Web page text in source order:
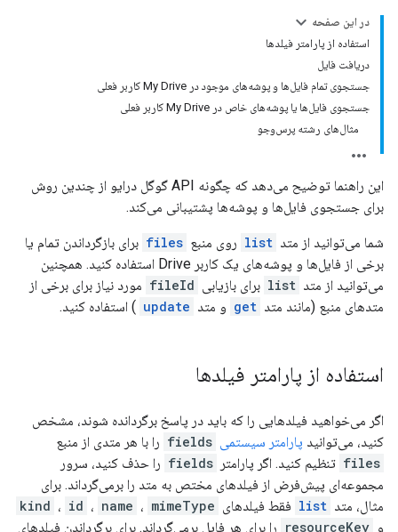
در این صفحه
استفاده از پارامتر فیلدها
دریافت فایل
جستجوی تمام فایل‌ها و پوشه‌های موجود در My Drive کاربر فعلی
جستجوی فایل‌ها یا پوشه‌های خاص در My Drive کاربر فعلی
مثال‌های رشته پرس‌وجو
این راهنما توضیح می‌دهد که چگونه API گوگل درایو از چندین روش
برای جستجوی فایل‌ها و پوشه‌ها پشتیبانی می‌کند.
شما می‌توانید از متد list روی منبع files برای بازگرداندن تمام یا
برخی از فایل‌ها و پوشه‌های یک کاربر Drive استفاده کنید. همچنین
می‌توانید از متد list برای بازیابی fileId مورد نیاز برای برخی از
متدهای منبع (مانند متد get و متد update ) استفاده کنید.
استفاده از پارامتر فیلدها
اگر می‌خواهید فیلدهایی را که باید در پاسخ برگردانده شوند، مشخص
کنید، می‌توانید پارامتر سیستمی fields را با هر متدی از منبع
files تنظیم کنید. اگر پارامتر fields را حذف کنید، سرور
مجموعه‌ای پیش‌فرض از فیلدهای مختص به متد را برمی‌گرداند. برای
مثال، متد list فقط فیلدهای kind ، id ، name ، mimeType
و resourceKey را برای هر فایل برمی‌گرداند. برای برگرداندن فیلدهای